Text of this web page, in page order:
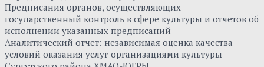
Предписания органов, осуществляющих
государственный контроль в сфере культуры и отчетов об
исполнении указанных предписаний
Аналитический отчет: независимая оценка качества
условий оказания услуг организациями культуры